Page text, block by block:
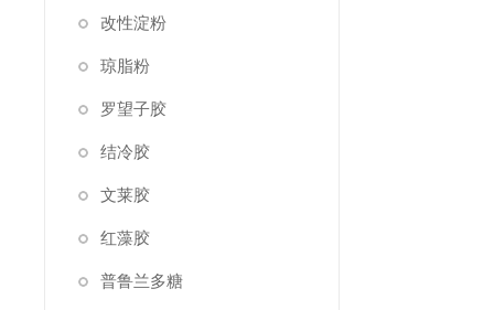
改性淀粉
琼脂粉
罗望子胶
结冷胶
文莱胶
红藻胶
普鲁兰多糖